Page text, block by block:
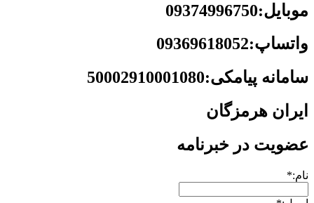
موبایل:09374996750
واتساپ:09369618052
سامانه پیامکی:50002910001080
ایران هرمزگان
عضویت در خبرنامه
نام:*